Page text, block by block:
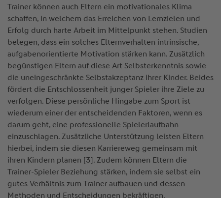
Trainer können auch Eltern ein motivationales Klima
schaffen, in welchem das Erreichen von Lernzielen und
Erfolg durch harte Arbeit im Mittelpunkt stehen. Studien
belegen, dass ein solches Elternverhalten intrinsische,
aufgabenorientierte Motivation stärken kann. Zusätzlich
begünstigen Eltern auf diese Art Selbsterkenntnis sowie
die uneingeschränkte Selbstakzeptanz ihrer Kinder. Beides
fördert die Entschlossenheit junger Spieler ihre Ziele zu
verfolgen. Diese persönliche Hingabe zum Sport ist
wiederum einer der entscheidenden Faktoren, wenn es
darum geht, eine professionelle Spielerlaufbahn
einzuschlagen. Zusätzliche Unterstützung leisten Eltern
hierbei, indem sie diesen Karriereweg gemeinsam mit
ihren Kindern planen [3]. Zudem können Eltern die
Trainer-Spieler Beziehung stärken, indem sie selbst ein
gutes Verhältnis zum Trainer aufbauen und dessen
Methoden und Entscheidungen bekräftigen.